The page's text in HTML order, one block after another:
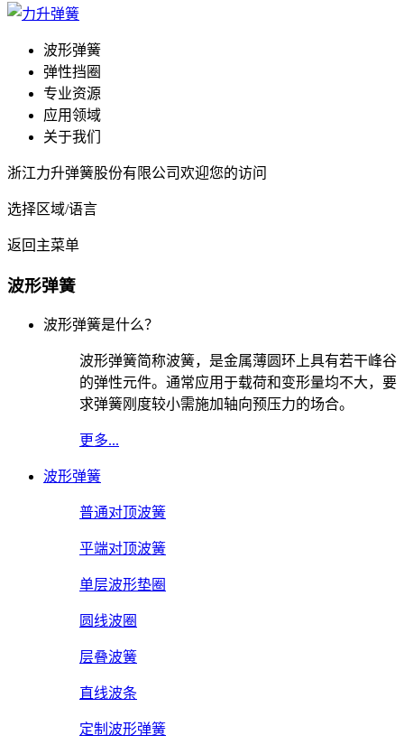
波形弹簧
弹性挡圈
专业资源
应用领域
关于我们
浙江力升弹簧股份有限公司欢迎您的访问
选择区域/语言
返回主菜单
波形弹簧
波形弹簧是什么？
波形弹簧简称波簧，是金属薄圆环上具有若干峰谷
的弹性元件。通常应用于载荷和变形量均不大，要
求弹簧刚度较小需施加轴向预压力的场合。
更多...
波形弹簧
普通对顶波簧
平端对顶波簧
单层波形垫圈
圆线波圈
层叠波簧
直线波条
定制波形弹簧